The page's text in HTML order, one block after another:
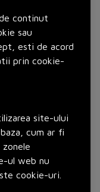
pretul.
continut
sau
esti de acord
prin cookie-
site-ului
cum ar fi
zonele
ul web nu
cookie-uri.